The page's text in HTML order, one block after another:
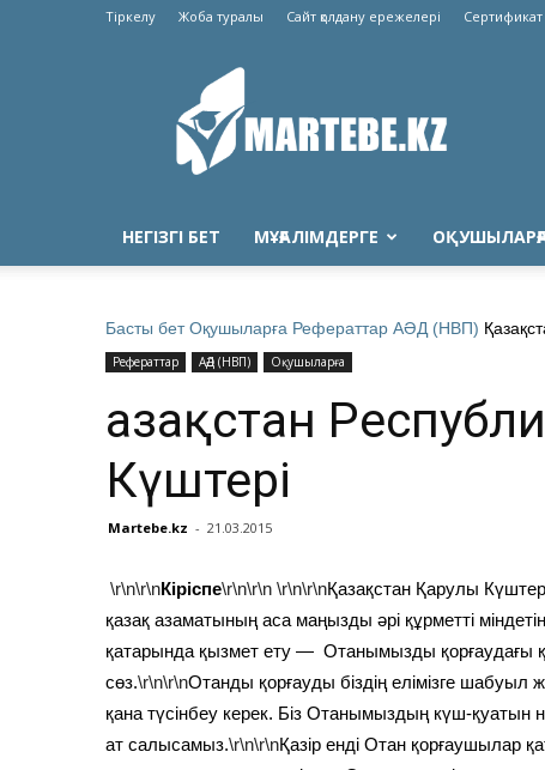
Тіркелу Жоба туралы Сайт қолдану ережелері Сертификат
Martebe.kz
білім
сайты
НЕГІЗГІ БЕТ МҰҒАЛІМДЕРГЕ
Басты бет Оқушыларға Рефераттар АӘД (НВП)
Рефераттар АӘД (НВП) Оқушыларға
Қазақстан
Күштері
Martebe.kz - 21.03.2015
\r\n\r\nКіріспе\r\n\r\n \r\n\r\nҚазақстан Қарулы
қазақ азаматының аса маңызды әрі құрметті
қатарында қызмет ету — Отанымызды қорғаудағы
сөз.\r\n\r\nОтанды қорғауды біздің елімізге
қана түсінбеу керек. Біз Отанымыздың күш-қуатын
ат салысамыз.\r\n\r\nҚазір енді Отан қорғаушылар